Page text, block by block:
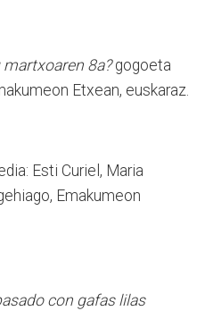
8a?gogoeta
Etxean, euskaraz.
Esti Curiel, Maria
Emakumeon
con gafas lilas